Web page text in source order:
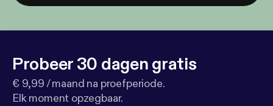
Probeer 30 dagen gratis
€ 9,99 / maand na proefperiode.
Elk moment opzegbaar.